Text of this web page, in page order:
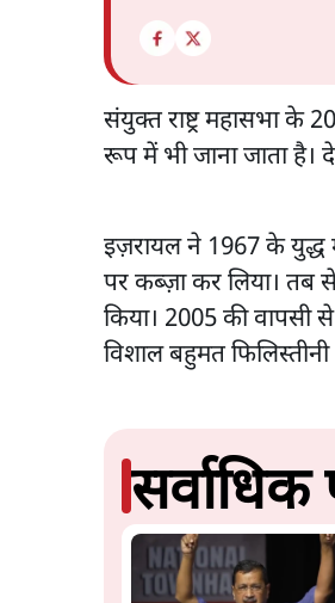
संयुक्त राष्ट्र महासभा के
रूप में भी जाना जाता है।
इज़रायल ने 1967 के युद्ध
पर कब्ज़ा कर लिया। तब
किया। 2005 की वापसी से
विशाल बहुमत